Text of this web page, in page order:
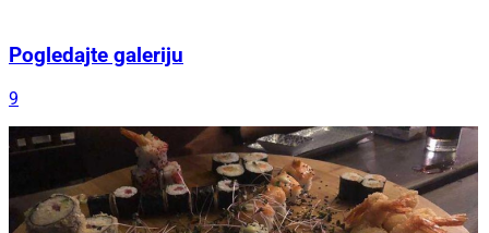
Pogledajte galeriju
9